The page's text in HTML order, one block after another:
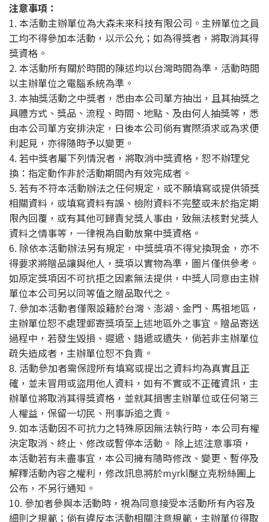
注意事項：
1. 本活動主辦單位為大森未來科技有限公司。主辨單位之員
工均不得參加本活動，以示公允；如為得獎者，將取消其得
獎資格。
2. 本活動所有關於時間的陳述均以台灣時間為準，活動時間
以主辦單位之電腦系統為準。
3. 本抽獎活動之中獎者，悉由本公司單方抽出，且其抽獎之
具體方式、獎品、流程、時間、地點、及由何人抽獎等，悉
由本公司單方安排決定，日後本公司倘有實際須求或為求便
利起見，亦得隨時予以變更。
4. 若中獎者屬下列情況者，將取消中獎資格，恕不辦理兌
換：指定動作非於活動期間內有效完成者。
5. 若有不符本活動辦法之任何規定，或不願填寫或提供領獎
相關資料，或填寫資料有誤、檢附資料不完整或未於指定期
限內回覆，或有其他可歸責兌獎人事由，致無法核對兌獎人
資料之情事等，一律視為自動放棄中獎資格。
6. 除依本活動辦法另有規定，中獎獎項不得兌換現金，亦不
得要求將贈品讓與他人，獎項以實物為準，圖片僅供參考。
如原定獎項因不可抗拒之因素無法提供，中獎人同意由主辦
單位本公司另以同等值之贈品取代之。
7. 參加本活動者僅限設籍於台灣、澎湖、金門、馬祖地區，
主辦單位恕不處理郵寄獎項至上述地區外之事宜。贈品寄送
過程中，若發生毀損、遲遞、錯遞或遺失，倘若非主辦單位
疏失造成者，主辦單位恕不負責。
8. 活動參加者需保證所有填寫或提出之資料均為真實且正
確，並未冒用或盜用他人資料，如有不實或不正確資訊，主
辦單位將取消其得獎資格，並就其損害主辦單位或任何第三
人權益，保留一切民、刑事訴追之責。
9. 如本活動因不可抗力之特殊原因無法執行時，本公司有權
決定取消、終止、修改或暫停本活動。 除上述注意事項，
本活動若有未盡事宜，本公司擁有隨時修改、變更、暫停及
解釋活動內容之權利，修改訊息將於myrkl醚立克粉絲團上
公布，不另行通知。
10. 參加者參與本活動時，視為同意接受本活動所有內容及
細則之規範；倘有違反本活動相關注意規範，主辦單位得取